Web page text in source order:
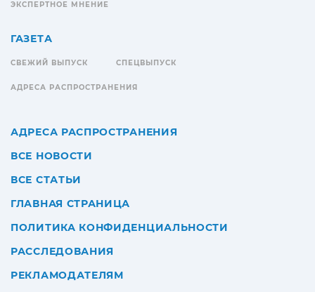
ЭКСПЕРТНОЕ МНЕНИЕ
ГАЗЕТА
СВЕЖИЙ ВЫПУСК СПЕЦВЫПУСК
АДРЕСА РАСПРОСТРАНЕНИЯ
АДРЕСА РАСПРОСТРАНЕНИЯ
ВСЕ НОВОСТИ
ВСЕ СТАТЬИ
ГЛАВНАЯ СТРАНИЦА
ПОЛИТИКА КОНФИДЕНЦИАЛЬНОСТИ
РАССЛЕДОВАНИЯ
РЕКЛАМОДАТЕЛЯМ